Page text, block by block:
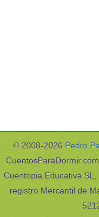
© 2008-2026 Pedro
Cuentopia Educativa
registro Mercantil de